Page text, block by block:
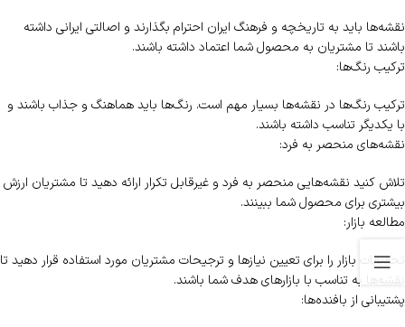
نقشه‌ها باید به تاریخچه و فرهنگ ایران احترام بگذارند و اصالتی ایرانی داشته
باشند تا مشتریان به محصول شما اعتماد داشته باشند.
ترکیب رنگ‌ها:
ترکیب رنگ‌ها در نقشه‌ها بسیار مهم است. رنگ‌ها باید هماهنگ و جذاب باشند و
با یکدیگر تناسب داشته باشند.
نقشه‌های منحصر به فرد:
تلاش کنید نقشه‌هایی منحصر به فرد و غیرقابل تکرار ارائه دهید تا مشتریان ارزش
بیشتری برای محصول شما ببینند.
مطالعه بازار:
تحقیقات بازار را برای تعیین نیازها و ترجیحات مشتریان مورد استفاده قرار دهید تا
نقشه‌ها به تناسب با بازارهای هدف شما باشند.
پشتیبانی از بافنده‌ها: